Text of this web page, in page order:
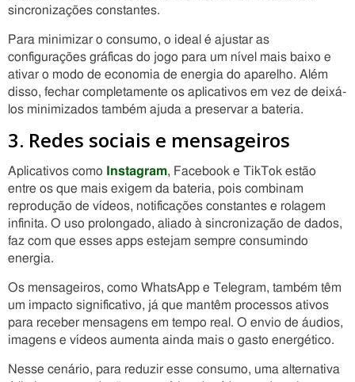
sincronizações constantes.
Para minimizar o consumo, o ideal é ajustar as
configurações gráficas do jogo para um nível mais baixo e
ativar o modo de economia de energia do aparelho. Além
disso, fechar completamente os aplicativos em vez de deixá-
los minimizados também ajuda a preservar a bateria.
3. Redes sociais e mensageiros
Aplicativos como Instagram, Facebook e TikTok estão
entre os que mais exigem da bateria, pois combinam
reprodução de vídeos, notificações constantes e rolagem
infinita. O uso prolongado, aliado à sincronização de dados,
faz com que esses apps estejam sempre consumindo
energia.
Os mensageiros, como WhatsApp e Telegram, também têm
um impacto significativo, já que mantêm processos ativos
para receber mensagens em tempo real. O envio de áudios,
imagens e vídeos aumenta ainda mais o gasto energético.
Nesse cenário, para reduzir esse consumo, uma alternativa